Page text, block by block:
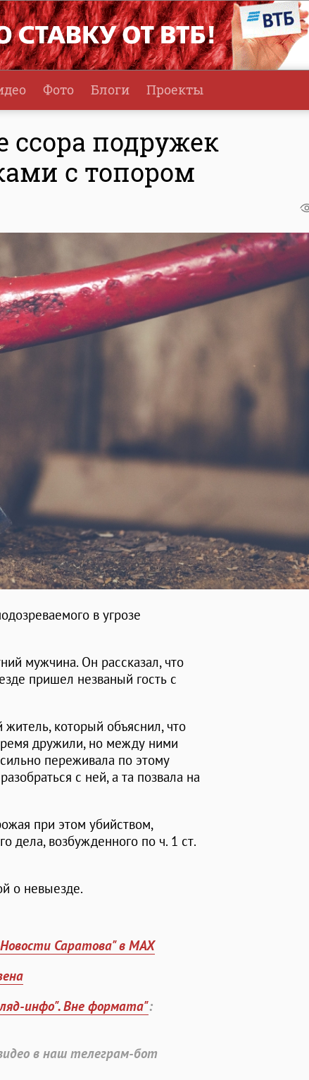
Фото Блоги Проекты
ссора подружек
с топором
в угрозе
мужчина. Он рассказал, что
пришел незваный гость с
который объяснил, что
дружили, но между ними
переживала по этому
с ней, а та позвала на
при этом убийством,
дела, возбужденного по ч. 1 ст.
о невыезде.
Саратова" в MAX
инфо". Вне формата":
в наш телеграм-бот